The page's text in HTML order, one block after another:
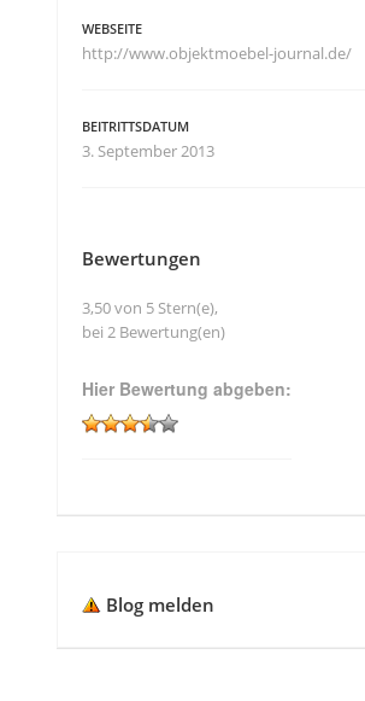
WEBSEITE
http://www.objektmoebel-journal.de/
BEITRITTSDATUM
3. September 2013
Bewertungen
3,50 von 5 Stern(e),
bei 2 Bewertung(en)
Hier Bewertung abgeben:
Blog melden